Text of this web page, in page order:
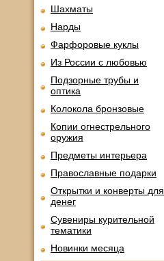
Шахматы
Нарды
Фарфоровые куклы
Из России с любовью
Подзорные трубы и
оптика
Колокола бронзовые
Копии огнестрельного
оружия
Предметы интерьера
Православные подарки
Открытки и конверты для
денег
Сувениры курительной
тематики
Новинки месяца